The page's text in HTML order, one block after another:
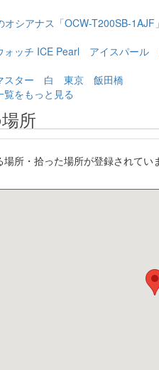
シアナス「OCW-T200SB-1AJF」
ォッチ ICE Pearl アイスパール
スター 白 東京 飯田橋
をもっと見る
所
所・拾った場所が登録されてい